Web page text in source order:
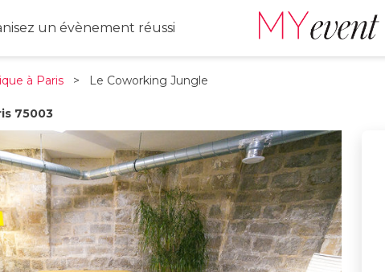
un évènement réussi
à Paris > Le Coworking Jungle
75003